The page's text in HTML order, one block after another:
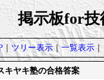
掲示板for技
｜ツリー表示｜一覧表示｜
キヤキ塾の合格答案